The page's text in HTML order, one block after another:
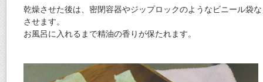
乾燥させた後は、密閉容器やジップロックのようなビニール袋
させます。
お風呂に入れるまで精油の香りが保たれます。